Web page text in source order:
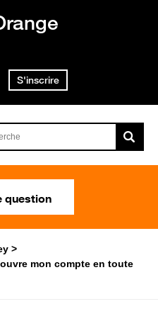
S'inscrire
question
mon compte en toute